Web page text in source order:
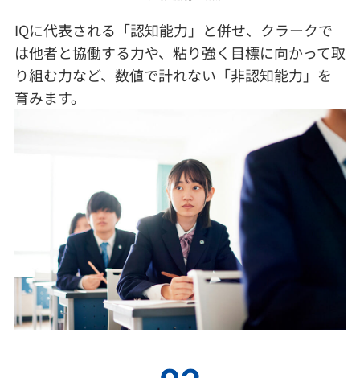
IQに代表される「認知能力」と併せ、クラークで
は他者と協働する力や、粘り強く目標に向かって取
り組む力など、数値で計れない「非認知能力」を
育みます。